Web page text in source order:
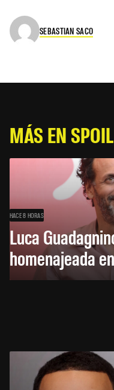
SEBASTIAN SACO
MÁS EN
HACE 8 HORAS
Luca
homenajeada